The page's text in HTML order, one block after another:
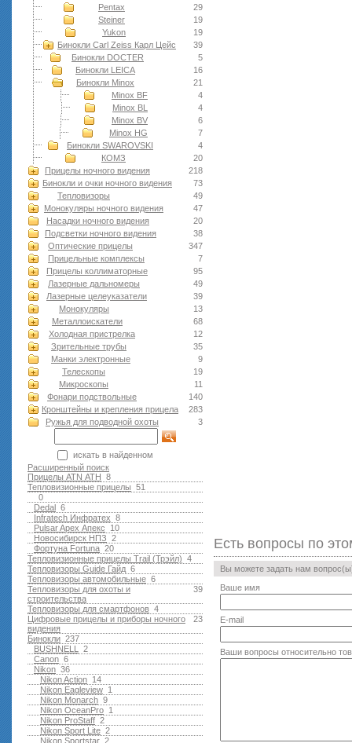
29
Pentax
19
Steiner
19
Yukon
39
Бинокли Carl Zeiss Карл Цейс
5
Бинокли DOCTER
16
Бинокли LEICA
21
Бинокли Minox
4
Minox BF
4
Minox BL
6
Minox BV
7
Minox HG
4
Бинокли SWAROVSKI
20
КОМЗ
218
Прицелы ночного видения
73
Бинокли и очки ночного видения
49
Тепловизоры
47
Монокуляры ночного видения
20
Насадки ночного видения
38
Подсветки ночного видения
347
Оптические прицелы
7
Прицельные комплексы
95
Прицелы коллиматорные
49
Лазерные дальномеры
39
Лазерные целеуказатели
13
Монокуляры
68
Металлоискатели
12
Холодная пристрелка
35
Зрительные трубы
9
Манки электронные
19
Телескопы
11
Микроскопы
140
Фонари подствольные
283
Кронштейны и крепления прицела
3
Ружья для подводной оxоты
искать в найденном
Расширенный поиск
8
Прицелы ATN АТН
51
Тепловизионные прицелы
0
6
Dedal
8
Infratech Инфратех
10
Pulsar Apex Апекс
2
Новосибирск НПЗ
20
Фортуна Fortuna
4
Тепловизионные прицелы Trail (Трэйл)
6
Тепловизоры Guide Гайд
6
Тепловизоры автомобильные
39
Тепловизоры для охоты и
строительства
4
Тепловизоры для смартфонов
23
Цифровые прицелы и приборы ночного
видения
237
Бинокли
2
BUSHNELL
6
Canon
36
Nikon
14
Nikon Action
1
Nikon Eagleview
9
Nikon Monarch
1
Nikon OceanPro
2
Nikon ProStaff
2
Nikon Sport Lite
2
Nikon Sportstar
Есть вопросы по
Вы можете задать нам
Ваше имя
E-mail
Ваши вопросы относительно